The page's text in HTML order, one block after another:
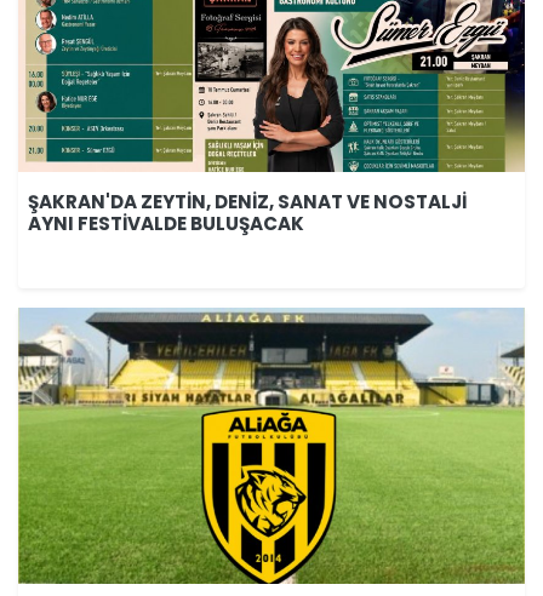
ŞAKRAN'DA ZEYTİN, DENİZ, SANAT VE NOSTALJİ
AYNI FESTİVALDE BULUŞACAK